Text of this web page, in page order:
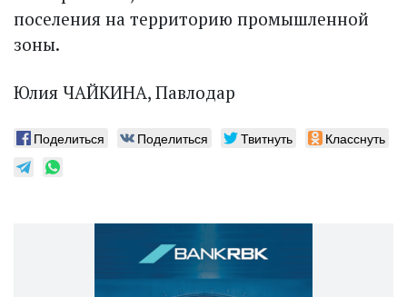
поселения на территорию промышленной
зоны.
Юлия ЧАЙКИНА, Павлодар
Поделиться Поделиться Твитнуть Класснуть